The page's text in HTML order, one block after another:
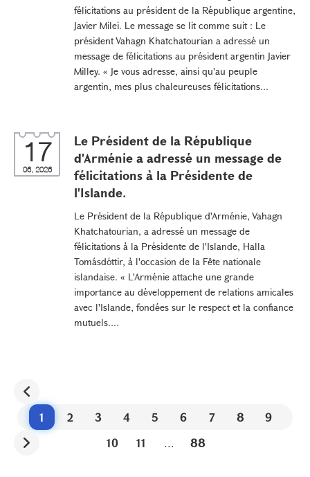
félicitations au président de la République argentine,
Javier Milei. Le message se lit comme suit : Le
président Vahagn Khatchatourian a adressé un
message de félicitations au président argentin Javier
Milley. « Je vous adresse, ainsi qu'au peuple
argentin, mes plus chaleureuses félicitations...
17
06, 2026
Le Président de la République
d'Arménie a adressé un message de
félicitations à la Présidente de
l'Islande.
Le Président de la République d'Arménie, Vahagn
Khatchatourian, a adressé un message de
félicitations à la Présidente de l'Islande, Halla
Tomásdóttir, à l'occasion de la Fête nationale
islandaise. « L'Arménie attache une grande
importance au développement de relations amicales
avec l'Islande, fondées sur le respect et la confiance
mutuels....
1 2 3 4 5 6 7 8
9
10
11 ... 88